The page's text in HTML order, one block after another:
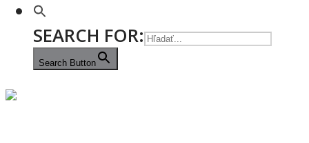
SEARCH FOR:
Search Button